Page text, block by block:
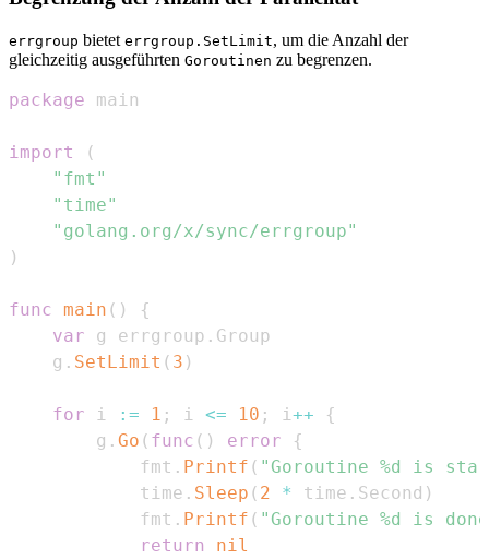
errgroup bietet errgroup.SetLimit, um die Anzahl der
gleichzeitig ausgeführten Goroutinen zu begrenzen.
package
import
(
"fmt"
"time"
"golang.org/x/sync/errgroup"
)
func main ( )
{
var g errgroup .
    g
. SetLimit ( 3 )
for i := 1 ; i <= 10 ; i++
{
        g
. Go ( func ( ) error
{
            fmt
. Printf ( "Goroutine %d is
            time
. Sleep ( 2 * time . Second )
            fmt
. Printf ( "Goroutine %d is
return
nil